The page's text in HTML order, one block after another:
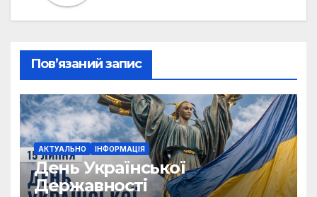
Пов’язаний запис
АКТУАЛЬНО ІНФОРМАЦІЯ
День Української
Державності